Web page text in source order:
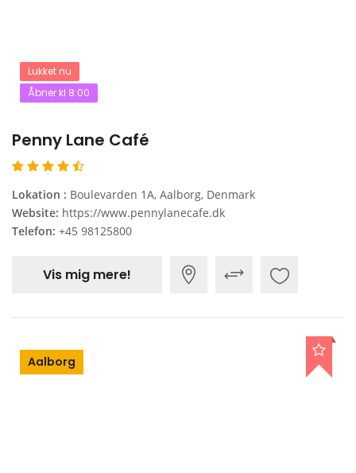
Lukket nu
Åbner kl 8:00
Penny Lane Café
Lokation : Boulevarden 1A, Aalborg, Denmark
Website: https://www.pennylanecafe.dk
Telefon: +45 98125800
Vis mig mere!
Aalborg